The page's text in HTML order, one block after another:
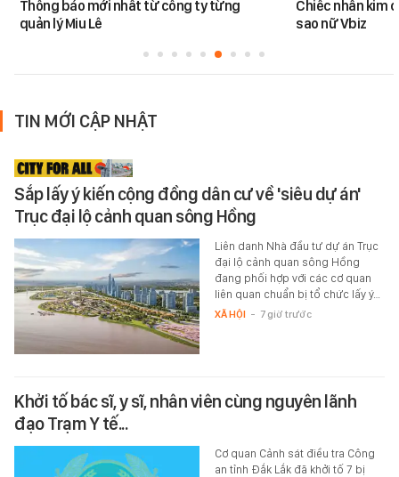
Thông báo mới nhất từ công ty từng
quản lý Miu Lê
Chiếc nhẫn kim
sao nữ Vbiz
TIN MỚI CẬP NHẬT
Sắp lấy ý kiến cộng đồng dân cư về 'siêu dự án'
Trục đại lộ cảnh quan sông Hồng
Liên danh Nhà đầu tư dự án Trục
đại lộ cảnh quan sông Hồng
đang phối hợp với các cơ quan
liên quan chuẩn bị tổ chức lấy ý…
XÃ HỘI - 7 giờ trước
Khởi tố bác sĩ, y sĩ, nhân viên cùng nguyên lãnh
đạo Trạm Y tế...
Cơ quan Cảnh sát điều tra Công
an tỉnh Đắk Lắk đã khởi tố 7 bị